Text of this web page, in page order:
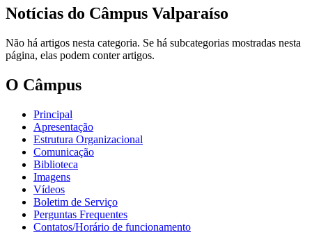
Notícias do Câmpus Valparaíso
Não há artigos nesta categoria. Se há subcategorias mostradas nesta
página, elas podem conter artigos.
O Câmpus
Principal
Apresentação
Estrutura Organizacional
Comunicação
Biblioteca
Imagens
Vídeos
Boletim de Serviço
Perguntas Frequentes
Contatos/Horário de funcionamento